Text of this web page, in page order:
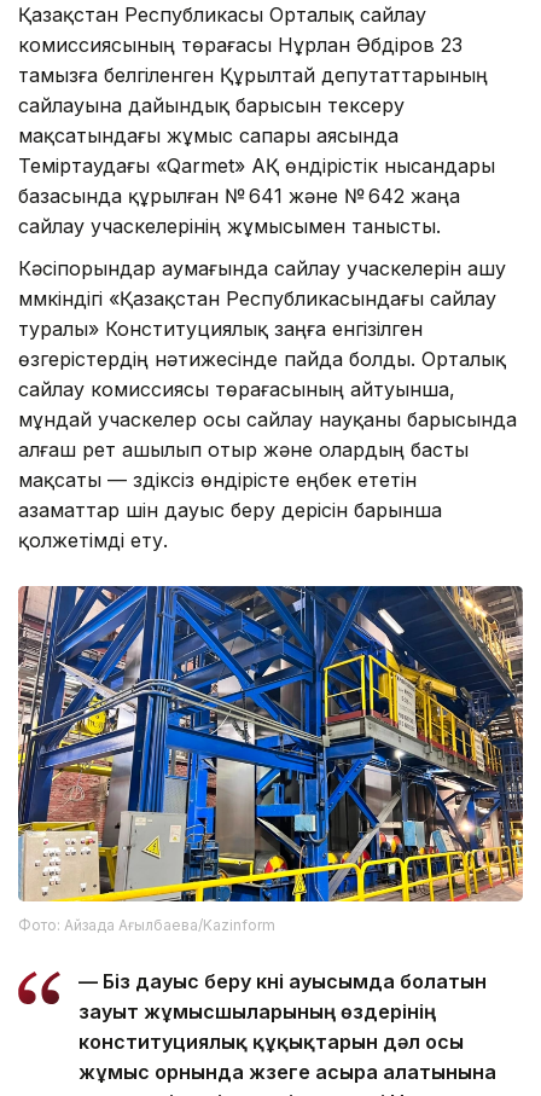
Қазақстан Республикасы Орталық сайлау
комиссиясының төрағасы Нұрлан Әбдіров 23
тамызға белгіленген Құрылтай депутаттарының
сайлауына дайындық барысын тексеру
мақсатындағы жұмыс сапары аясында
Теміртаудағы «Qarmet» АҚ өндірістік нысандары
базасында құрылған № 641 және № 642 жаңа
сайлау учаскелерінің жұмысымен танысты.
Кәсіпорындар аумағында сайлау учаскелерін ашу
мүмкіндігі «Қазақстан Республикасындағы сайлау
туралы» Конституциялық заңға енгізілген
өзгерістердің нәтижесінде пайда болды. Орталық
сайлау комиссиясы төрағасының айтуынша,
мұндай учаскелер осы сайлау науқаны барысында
алғаш рет ашылып отыр және олардың басты
мақсаты — үздіксіз өндірісте еңбек ететін
азаматтар үшін дауыс беру үдерісін барынша
қолжетімді ету.
Фото: Айзада Ағылбаева/Kazinform
— Біз дауыс беру күні ауысымда болатын
зауыт жұмысшыларының өздерінің
конституциялық құқықтарын дәл осы
жұмыс орнында жүзеге асыра алатынына